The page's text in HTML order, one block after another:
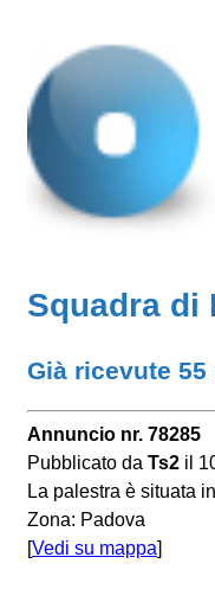
Squadra di
Già ricevute
Annuncio nr. 78285
Pubblicato da Ts2 il
La palestra è situata
Zona: Padova
[Vedi su mappa]